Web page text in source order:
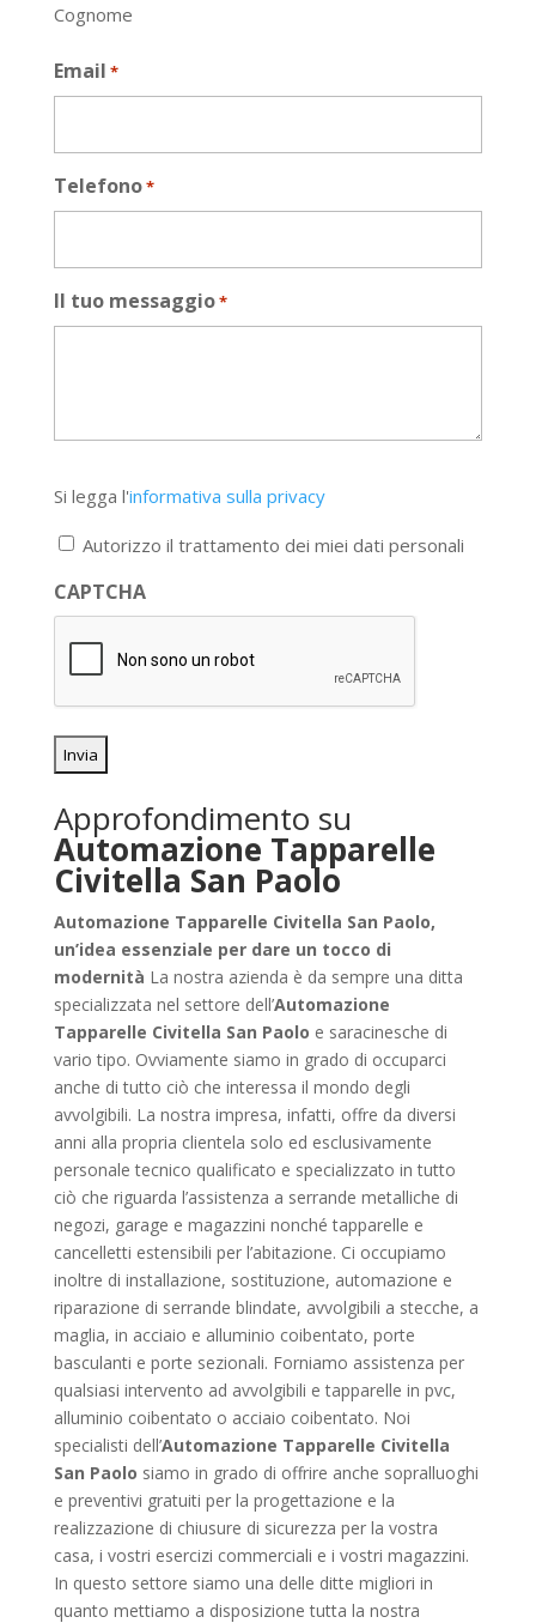
Cognome
Email *
Telefono*
Il tuo messaggio*
legga
l'informativa
privacy
*
Si legga l'informativa sulla privacy
Autorizzo il trattamento dei miei dati personali
CAPTCHA
Approfondimento su
Automazione Tapparelle
Civitella San Paolo
Automazione Tapparelle Civitella San Paolo,
un’idea essenziale per dare un tocco di
modernità La nostra azienda è da sempre una ditta
specializzata nel settore dell’Automazione
Tapparelle Civitella San Paolo e saracinesche di
vario tipo. Ovviamente siamo in grado di occuparci
anche di tutto ciò che interessa il mondo degli
avvolgibili. La nostra impresa, infatti, offre da diversi
anni alla propria clientela solo ed esclusivamente
personale tecnico qualificato e specializzato in tutto
ciò che riguarda l’assistenza a serrande metalliche di
negozi, garage e magazzini nonché tapparelle e
cancelletti estensibili per l’abitazione. Ci occupiamo
inoltre di installazione, sostituzione, automazione e
riparazione di serrande blindate, avvolgibili a stecche, a
maglia, in acciaio e alluminio coibentato, porte
basculanti e porte sezionali. Forniamo assistenza per
qualsiasi intervento ad avvolgibili e tapparelle in pvc,
alluminio coibentato o acciaio coibentato. Noi
specialisti dell’Automazione Tapparelle Civitella
San Paolo siamo in grado di offrire anche sopralluoghi
e preventivi gratuiti per la progettazione e la
realizzazione di chiusure di sicurezza per la vostra
casa, i vostri esercizi commerciali e i vostri magazzini.
In questo settore siamo una delle ditte migliori in
quanto mettiamo a disposizione tutta la nostra